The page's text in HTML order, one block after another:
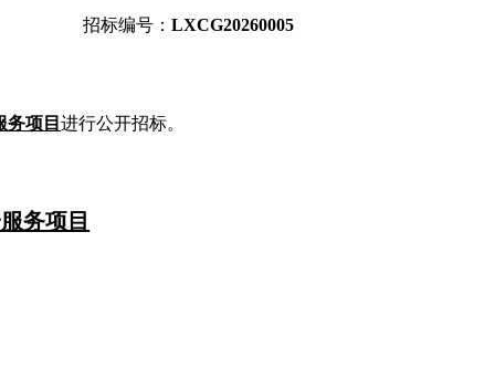
招标编号： LXCG20260005
务项目进行公开招标。
务项目